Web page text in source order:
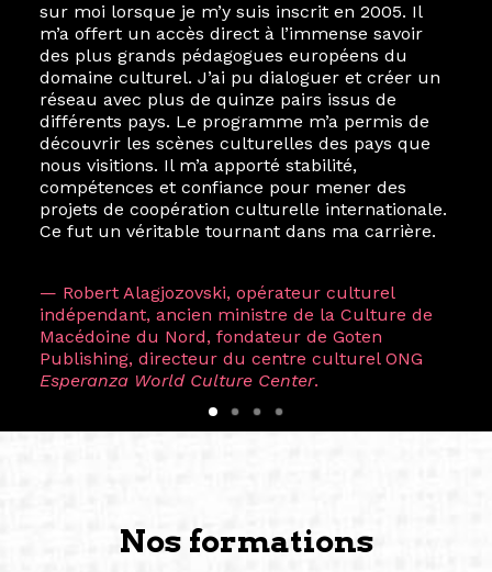
sur moi lorsque je m’y suis inscrit en 2005. Il
m’a offert un accès direct à l’immense savoir
des plus grands pédagogues européens du
domaine culturel. J’ai pu dialoguer et créer un
réseau avec plus de quinze pairs issus de
différents pays. Le programme m’a permis de
découvrir les scènes culturelles des pays que
nous visitions. Il m’a apporté stabilité,
compétences et confiance pour mener des
projets de coopération culturelle internationale.
Ce fut un véritable tournant dans ma carrière.
— Robert Alagjozovski, opérateur culturel
indépendant, ancien ministre de la Culture de
Macédoine du Nord, fondateur de Goten
Publishing, directeur du centre culturel ONG
Esperanza World Culture Center.
Nos formations